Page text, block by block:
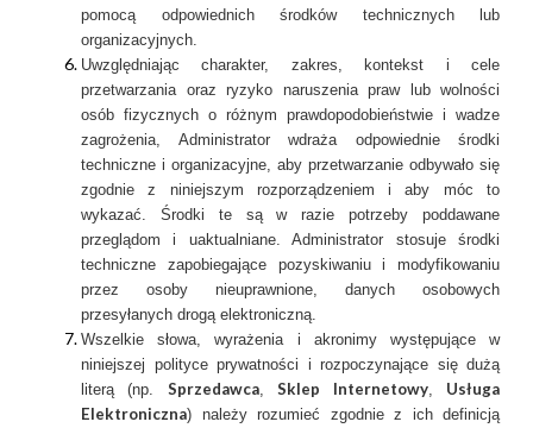
pomocą odpowiednich środków technicznych lub
organizacyjnych.
Uwzględniając charakter, zakres, kontekst i cele
przetwarzania oraz ryzyko naruszenia praw lub wolności
osób fizycznych o różnym prawdopodobieństwie i wadze
zagrożenia, Administrator wdraża odpowiednie środki
techniczne i organizacyjne, aby przetwarzanie odbywało się
zgodnie z niniejszym rozporządzeniem i aby móc to
wykazać. Środki te są w razie potrzeby poddawane
przeglądom i uaktualniane. Administrator stosuje środki
techniczne zapobiegające pozyskiwaniu i modyfikowaniu
przez osoby nieuprawnione, danych osobowych
przesyłanych drogą elektroniczną.
Wszelkie słowa, wyrażenia i akronimy występujące w
niniejszej polityce prywatności i rozpoczynające się dużą
literą (np. Sprzedawca,Sklep Internetowy, Usługa
Elektroniczna) należy rozumieć zgodnie z ich definicją